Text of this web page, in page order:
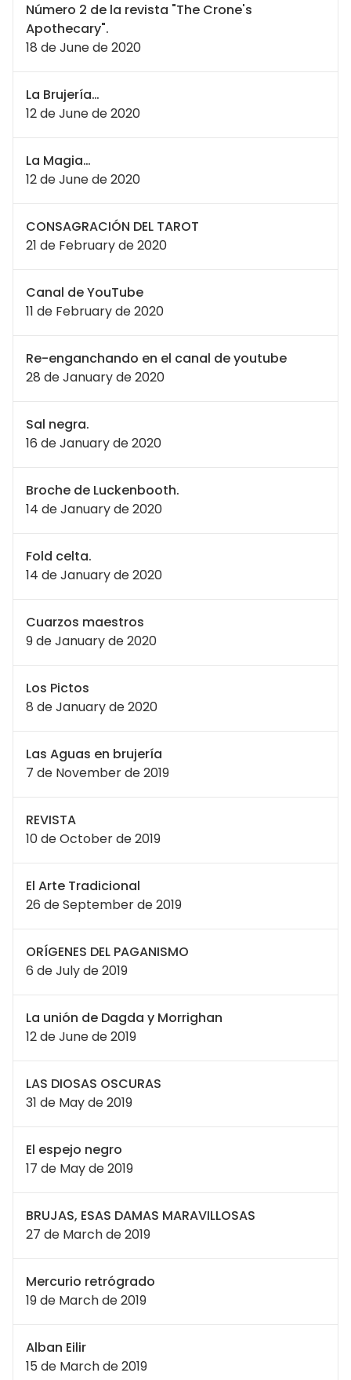
Número 2 de la revista "The Crone's
Apothecary".
18 de June de 2020
La Brujería…
12 de June de 2020
La Magia…
12 de June de 2020
CONSAGRACIÓN DEL TAROT
21 de February de 2020
Canal de YouTube
11 de February de 2020
Re-enganchando en el canal de youtube
28 de January de 2020
Sal negra.
16 de January de 2020
Broche de Luckenbooth.
14 de January de 2020
Fold celta.
14 de January de 2020
Cuarzos maestros
9 de January de 2020
Los Pictos
8 de January de 2020
Las Aguas en brujería
7 de November de 2019
REVISTA
10 de October de 2019
El Arte Tradicional
26 de September de 2019
ORÍGENES DEL PAGANISMO
6 de July de 2019
La unión de Dagda y Morrighan
12 de June de 2019
LAS DIOSAS OSCURAS
31 de May de 2019
El espejo negro
17 de May de 2019
BRUJAS, ESAS DAMAS MARAVILLOSAS
27 de March de 2019
Mercurio retrógrado
19 de March de 2019
Alban Eilir
15 de March de 2019